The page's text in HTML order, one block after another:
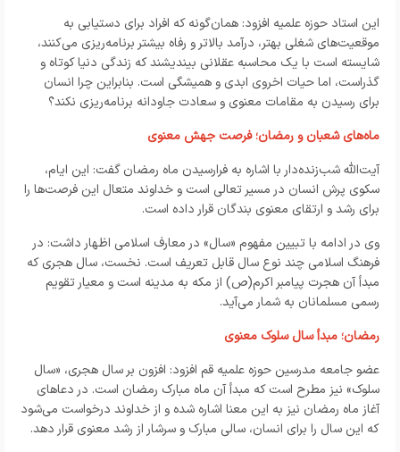
این استاد حوزه علمیه افزود: همان‌گونه که افراد برای دستیابی به
موقعیت‌های شغلی بهتر، درآمد بالاتر و رفاه بیشتر برنامه‌ریزی می‌کنند،
شایسته است با یک محاسبه عقلانی بیندیشند که زندگی دنیا کوتاه و
گذراست، اما حیات اخروی ابدی و همیشگی است. بنابراین چرا انسان
برای رسیدن به مقامات معنوی و سعادت جاودانه برنامه‌ریزی نکند؟
ماه‌های شعبان و رمضان؛ فرصت جهش معنوی
آیت‌الله شب‌زنده‌دار با اشاره به فرارسیدن ماه‌ رمضان گفت: این ایام،
سکوی پرش انسان در مسیر تعالی است و خداوند متعال این فرصت‌ها را
برای رشد و ارتقای معنوی بندگان قرار داده است.
وی در ادامه با تبیین مفهوم «سال» در معارف اسلامی اظهار داشت: در
فرهنگ اسلامی چند نوع سال قابل تعریف است. نخست، سال هجری که
مبدأ آن هجرت پیامبر اکرم(ص) از مکه به مدینه است و معیار تقویم
رسمی مسلمانان به شمار می‌آید.
رمضان؛ مبدأ سال سلوک معنوی
عضو جامعه مدرسین حوزه علمیه قم افزود: افزون بر سال هجری، «سال
سلوک» نیز مطرح است که مبدأ آن ماه مبارک رمضان است. در دعاهای
آغاز ماه رمضان نیز به این معنا اشاره شده و از خداوند درخواست می‌شود
که این سال را برای انسان، سالی مبارک و سرشار از رشد معنوی قرار دهد.